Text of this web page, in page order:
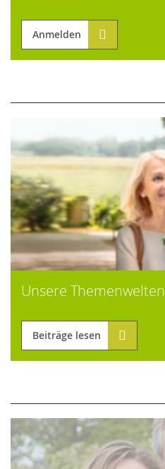
Anmelden
Unsere Themenwelten
Beiträge lesen